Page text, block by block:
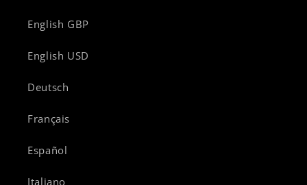
English GBP
English USD
Deutsch
Français
Español
Italiano